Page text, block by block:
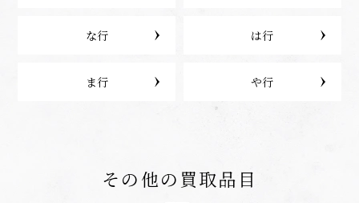
な行 は行
ま行 や行
その他の買取品目